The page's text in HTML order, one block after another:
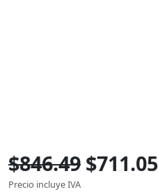
$846.49 $711.05
Precio incluye IVA